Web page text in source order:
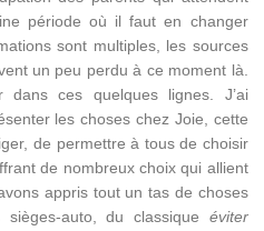
période où il faut en changer
sont multiples, les sources
un peu perdu à ce moment là.
dans ces quelques lignes. J’ai
les choses chez Joie, cette
de permettre à tous de choisir
de nombreux choix qui allient
appris tout un tas de choses
auto, du classique éviter